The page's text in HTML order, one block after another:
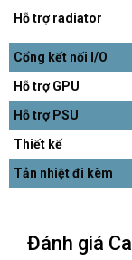
Hỗ trợ radiator
Cổng kết nối I/O
Hỗ trợ GPU
Hỗ trợ PSU
Thiết kế
Tản nhiệt đi kèm
Đánh giá